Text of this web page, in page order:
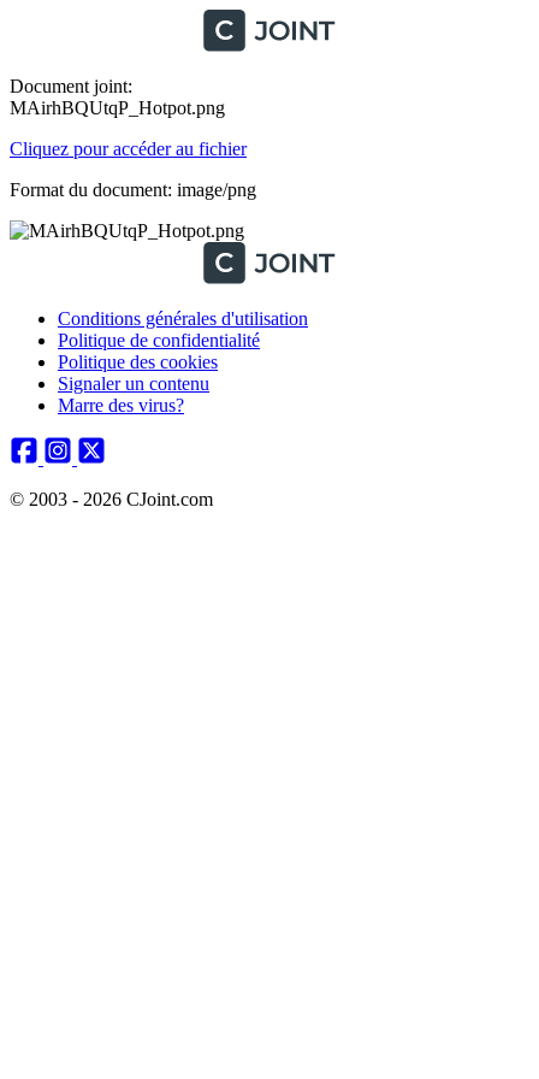
Document joint:
MAirhBQUtqP_Hotpot.png
Cliquez pour accéder au fichier
Format du document: image/png
Conditions générales d'utilisation
Politique de confidentialité
Politique des cookies
Signaler un contenu
Marre des virus?
© 2003 - 2026 CJoint.com